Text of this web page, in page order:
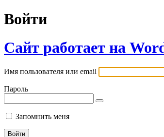
Войти
Сайт работает на
Имя пользователя или email
Пароль
Запомнить меня